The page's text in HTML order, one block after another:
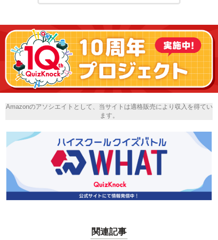
Amazonのアソシエイトとして、当サイトは適格販売により収入を得てい
ます。
関連記事